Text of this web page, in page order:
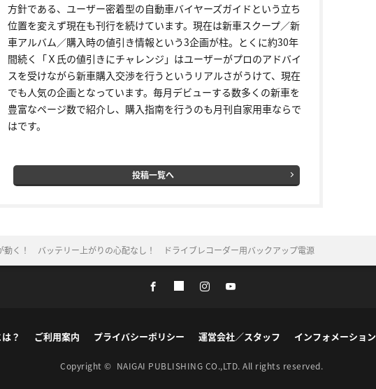
方針である、ユーザー密着型の自動車バイヤーズガイドという立ち
位置を変えず現在も刊行を続けています。現在は新車スクープ／新
車アルバム／購入時の値引き情報という3企画が柱。とくに約30年
間続く「Ｘ氏の値引きにチャレンジ」はユーザーがプロのアドバイ
スを受けながら新車購入交渉を行うというリアルさがうけて、現在
でも人気の企画となっています。毎月デビューする数多くの新車を
豊富なページ数で紹介し、購入指南を行うのも月刊自家用車ならで
はです。
投稿一覧へ
動く！ バッテリー上がりの心配なし！ ドライブレコーダー用バックアップ電源
？ ご利用案内 プライバシーポリシー 運営会社／スタッフ インフォメーション
Copyright © NAIGAI PUBLISHING CO.,LTD. All rights reserved.